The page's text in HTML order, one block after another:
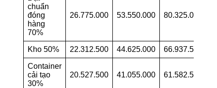
chuẩn
đóng
hàng
70%
26.775.000 53.550.000 80.325.000
Kho 50% 22.312.500 44.625.000 66.937.500
Container
cải tạo
30%
20.527.500 41.055.000 61.582.500